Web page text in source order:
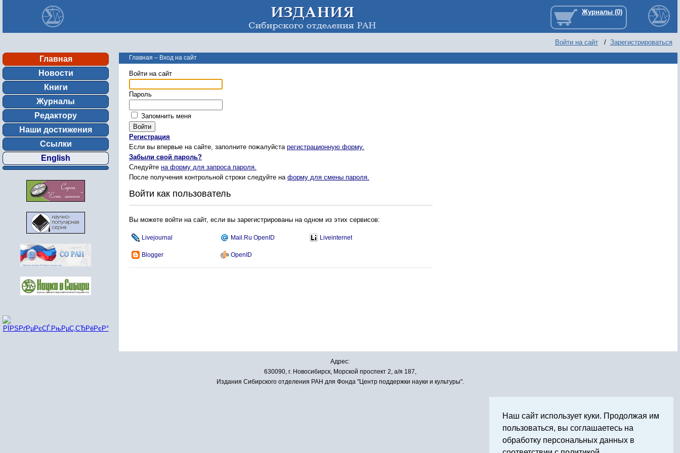
Войти на сайт / Зарегистрироваться
Главная
Новости
Книги
Журналы
Редактору
Наши достижения
Ссылки
English
Главная – Вход на сайт
Войти на сайт
Пароль
Запомнить меня
Регистрация
Если вы впервые на сайте, заполните пожалуйста регистрационную форму.
Забыли свой пароль?
Следуйте на форму для запроса пароля.
После получения контрольной строки следуйте на форму для смены пароля.
Войти как пользователь
Вы можете войти на сайт, если вы зарегистрированы на одном из этих сервисов:
Livejournal Mail.Ru OpenID Liveinternet
Blogger OpenID
Адрес:
630090, г. Новосибирск, Морской проспект 2, а/я 187,
Издания Сибирского отделения РАН для Фонда "Центр поддержки науки и культуры".
Наш сайт использует куки. Продолжая им
пользоваться, вы соглашаетесь на
обработку персональных данных в